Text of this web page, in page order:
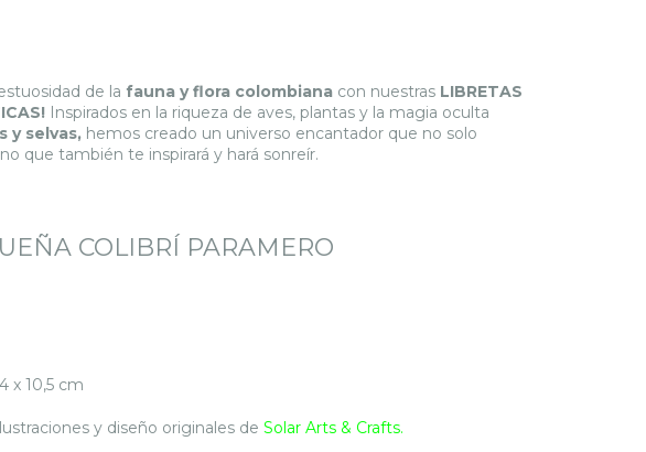
de la fauna y flora colombiana con nuestras LIBRETAS
Inspirados en la riqueza de aves, plantas y la magia oculta
y selvas, hemos creado un universo encantador que no solo
que también te inspirará y hará sonreír.
COLIBRÍ PARAMERO
x 10,5 cm
y diseño originales de Solar Arts & Crafts.